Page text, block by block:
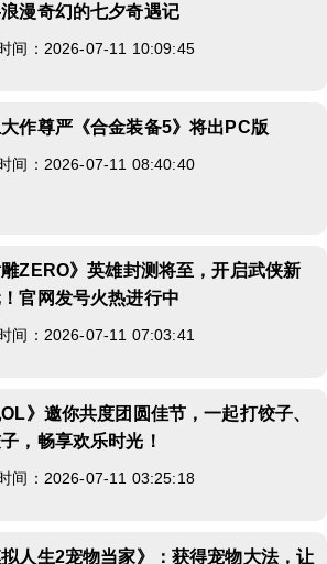
漫奇幻的七夕奇遇记
间：2026-07-11 10:09:45
作尊严《合金装备5》将出PC版
间：2026-07-11 08:40:40
雕ZERO》英雄封测将至，开启武侠新
官网发号火热进行中
间：2026-07-11 07:03:41
OL》邀你共度团圆佳节，一起打饺子、
，畅享欢乐时光！
间：2026-07-11 03:25:18
拟人生2宠物当家》：获得宠物大法，让